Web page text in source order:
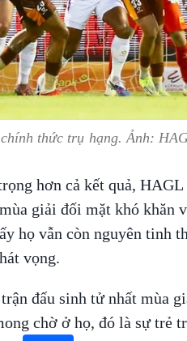
thức trụ hạng. Ảnh:
hơn cả kết quả,
giải đối mặt khó khăn
họ vẫn còn nguyên tinh
vọng.
đấu sinh tử nhất mùa
chờ ở họ, đó là sự trẻ